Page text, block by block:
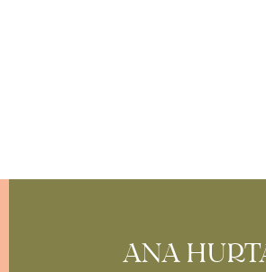
ANA